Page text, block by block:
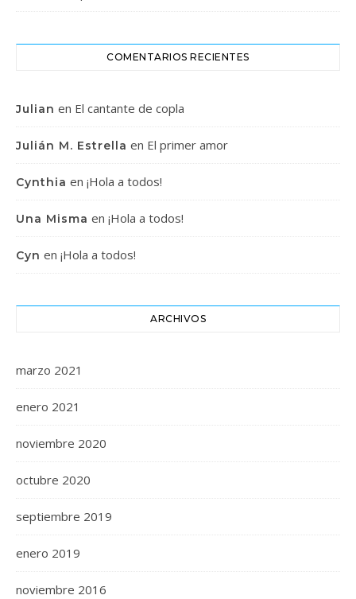
COMENTARIOS RECIENTES
Julian en El cantante de copla
Julián M. Estrella en El primer amor
Cynthia en ¡Hola a todos!
Una Misma en ¡Hola a todos!
Cyn en ¡Hola a todos!
ARCHIVOS
marzo 2021
enero 2021
noviembre 2020
octubre 2020
septiembre 2019
enero 2019
noviembre 2016